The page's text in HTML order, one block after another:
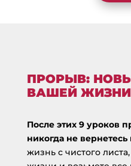
ПРОРЫВ:
ВАШЕЙ ЖИЗНИ
После этих 9 уроков
никогда не вернетесь
жизнь с чистого